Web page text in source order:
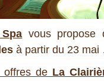
vous
à partir du 23
offres de La